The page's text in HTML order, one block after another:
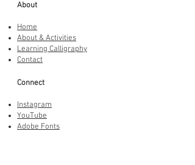
About
Home
About & Activities
Learning Calligraphy
Contact
Connect
Instagram
YouTube
Adobe Fonts